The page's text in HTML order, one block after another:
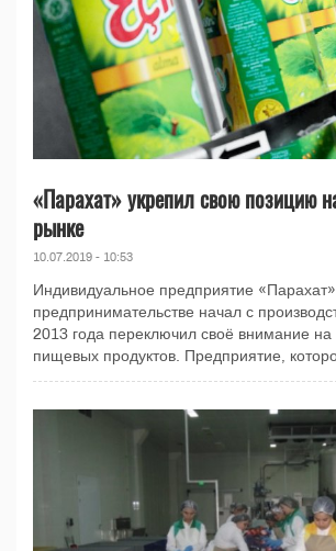
«Парахат» укрепил свою позицию
рынке
10.07.2019 - 10:53
Индивидуальное предприятие
предпринимательстве начал с
2013 года переключил своё внимание на
пищевых продуктов. Предприятие,